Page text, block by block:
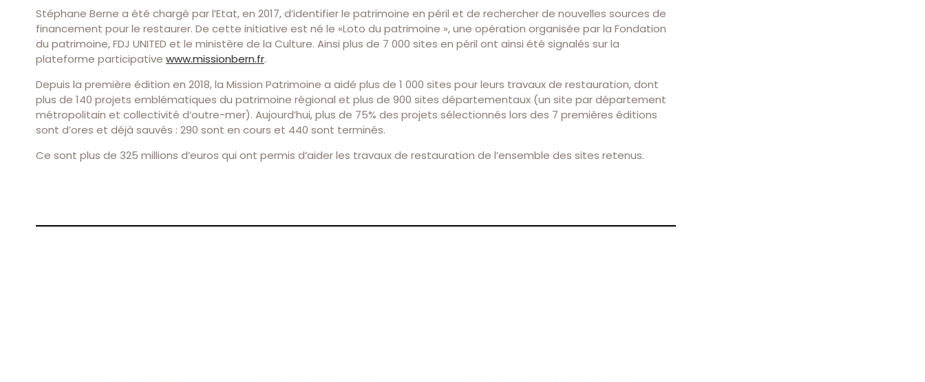
Stéphane Berne a été chargé par l’Etat, en 2017, d’identifier le patrimoine en péril et de rechercher de nouvelles sources de
financement pour le restaurer. De cette initiative est né le «Loto du patrimoine », une opération organisée par la Fondation
du patrimoine, FDJ UNITED et le ministère de la Culture. Ainsi plus de 7 000 sites en péril ont ainsi été signalés sur la
plateforme participative www.missionbern.fr.
Depuis la première édition en 2018, la Mission Patrimoine a aidé plus de 1 000 sites pour leurs travaux de restauration, dont
plus de 140 projets emblématiques du patrimoine régional et plus de 900 sites départementaux (un site par département
métropolitain et collectivité d’outre-mer). Aujourd’hui, plus de 75% des projets sélectionnés lors des 7 premières éditions
sont d’ores et déjà sauvés : 290 sont en cours et 440 sont terminés.
Ce sont plus de 325 millions d’euros qui ont permis d’aider les travaux de restauration de l’ensemble des sites retenus.